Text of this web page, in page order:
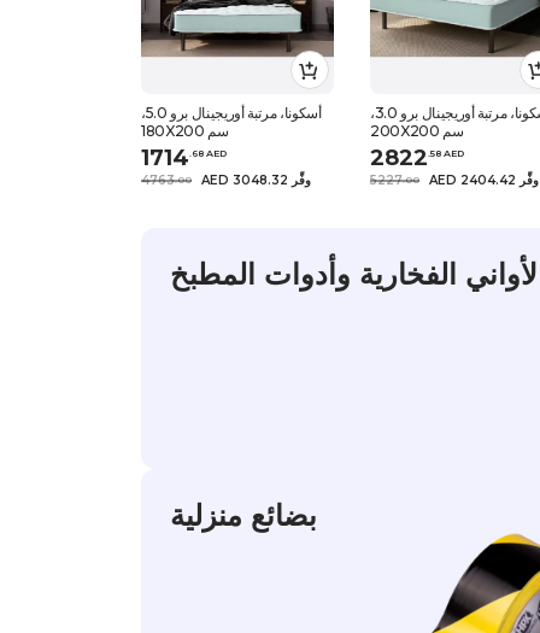
أسكونا، مرتبة أوريجينال برو 5.0،
180X200 سم
1714.68 AED
4763.00 AED 3048.32 وفِّر
أسكونا، مرتبة أوريجينال برو 3.0،
200X200 سم
2822.58 AED
5227.00 AED 2404.42 وفِّر
الفخارية وأدوات المطبخ
بضائع منزلية